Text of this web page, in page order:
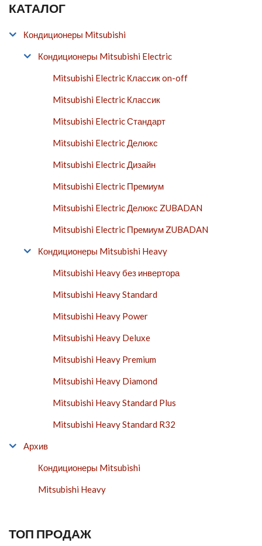
КАТАЛОГ
Кондиционеры Mitsubishi
Кондиционеры Mitsubishi Electric
Mitsubishi Electric Классик on-off
Mitsubishi Electric Классик
Mitsubishi Electric Стандарт
Mitsubishi Electric Делюкс
Mitsubishi Electric Дизайн
Mitsubishi Electric Премиум
Mitsubishi Electric Делюкс ZUBADAN
Mitsubishi Electric Премиум ZUBADAN
Кондиционеры Mitsubishi Heavy
Mitsubishi Heavy без инвертора
Mitsubishi Heavy Standard
Mitsubishi Heavy Power
Mitsubishi Heavy Deluxe
Mitsubishi Heavy Premium
Mitsubishi Heavy Diamond
Mitsubishi Heavy Standard Plus
Mitsubishi Heavy Standard R32
Архив
Кондиционеры Mitsubishi
Mitsubishi Heavy
ТОП ПРОДАЖ